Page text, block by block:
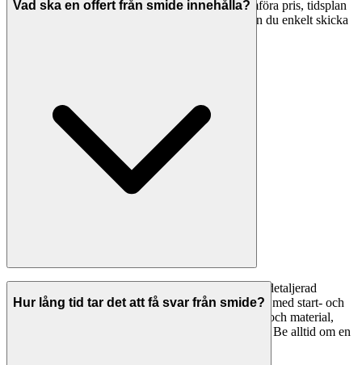
i Sigtuna. Detta ger dig bättre underlag för att jämföra pris, tidsplan
och arbetsmetoder. Med Svenska Hantverkare kan du enkelt skicka
Vad ska en offert från smide innehålla?
En professionell offert från en smide ska innehålla: detaljerad
specifikation av arbetet, material som ingår, tidsplan med start- och
slutdatum, total kostnad uppdelad på arbetskostnad och material,
betalningsvillkor, garantier och eventuella förbehåll. Be alltid om en
Hur lång tid tar det att få svar från smide?